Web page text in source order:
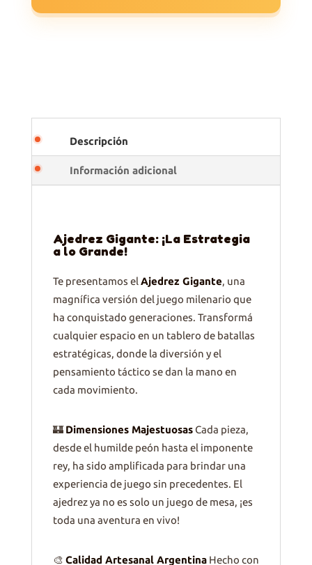
Descripción
Información adicional
Ajedrez Gigante: ¡La Estrategia
a lo Grande!
Te presentamos el Ajedrez Gigante, una
magnífica versión del juego milenario que
ha conquistado generaciones. Transformá
cualquier espacio en un tablero de batallas
estratégicas, donde la diversión y el
pensamiento táctico se dan la mano en
cada movimiento.
🏰 Dimensiones MajestuosasCada pieza,
desde el humilde peón hasta el imponente
rey, ha sido amplificada para brindar una
experiencia de juego sin precedentes. El
ajedrez ya no es solo un juego de mesa, ¡es
toda una aventura en vivo!
🎨 Calidad Artesanal ArgentinaHecho con